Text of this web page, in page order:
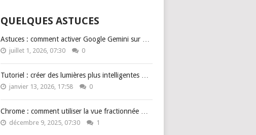
QUELQUES ASTUCES
Astuces : comment activer Google Gemini sur …
juillet 1, 2026, 07:30 0
Tutoriel : créer des lumières plus intelligentes …
janvier 13, 2026, 17:58 0
Chrome : comment utiliser la vue fractionnée …
décembre 9, 2025, 07:30 1